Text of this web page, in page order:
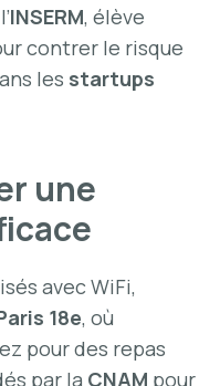
INSERM, élève
contrer le risque
les startups
une
avec WiFi,
18e, où
pour des repas
par la CNAM pour